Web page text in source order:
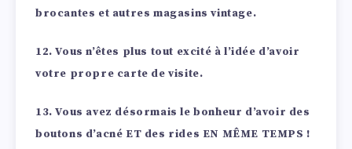
brocantes et autres magasins vintage.
12. Vous n’êtes plus tout excité à l’idée d’avoir
votre propre carte de visite.
13. Vous avez désormais le bonheur d’avoir des
boutons d’acné ET des rides EN MÊME TEMPS !